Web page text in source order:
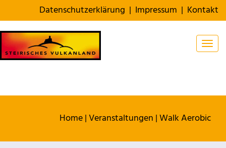
Datenschutzerklärung | Impressum | Kontakt
Home|Veranstaltungen |Walk Aerobic